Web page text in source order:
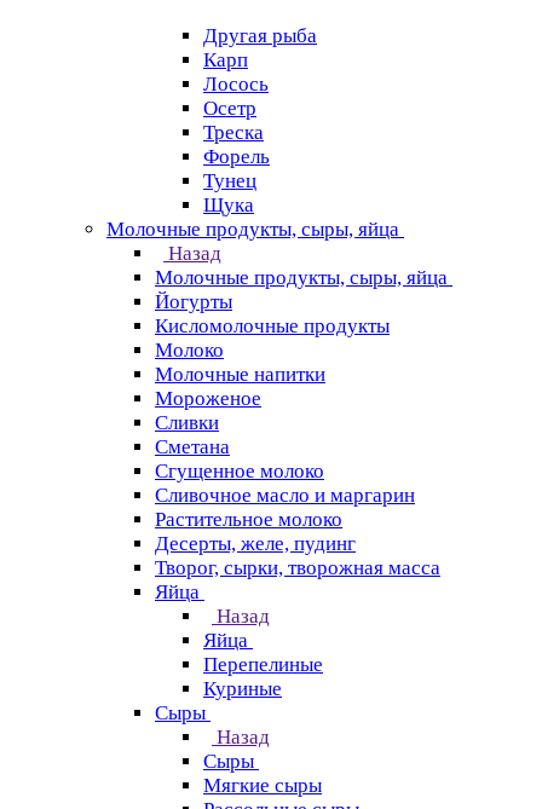
Другая рыба
Карп
Лосось
Осетр
Треска
Форель
Тунец
Щука
Молочные продукты, сыры, яйца
Назад
Молочные продукты, сыры, яйца
Йогурты
Кисломолочные продукты
Молоко
Молочные напитки
Мороженое
Сливки
Сметана
Сгущенное молоко
Сливочное масло и маргарин
Растительное молоко
Десерты, желе, пудинг
Творог, сырки, творожная масса
Яйца
Назад
Яйца
Перепелиные
Куриные
Сыры
Назад
Сыры
Мягкие сыры